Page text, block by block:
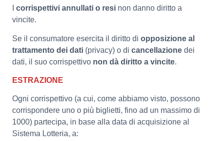
corrispettivi annullati o resi non danno diritto a
vincite.
Se il consumatore esercita il diritto di opposizione al
trattamento dei dati (privacy) o di cancellazione dei
dati, il suo corrispettivo non dà diritto a vincite.
ESTRAZIONE
Ogni corrispettivo (a cui, come abbiamo visto, possono
corrispondere uno o più biglietti, fino ad un massimo di
1000) partecipa, in base alla data di acquisizione al
Sistema Lotteria, a: